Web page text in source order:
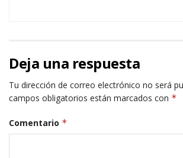
Deja una respuesta
Tu dirección de correo electrónico no será
campos obligatorios están marcados con *
Comentario *